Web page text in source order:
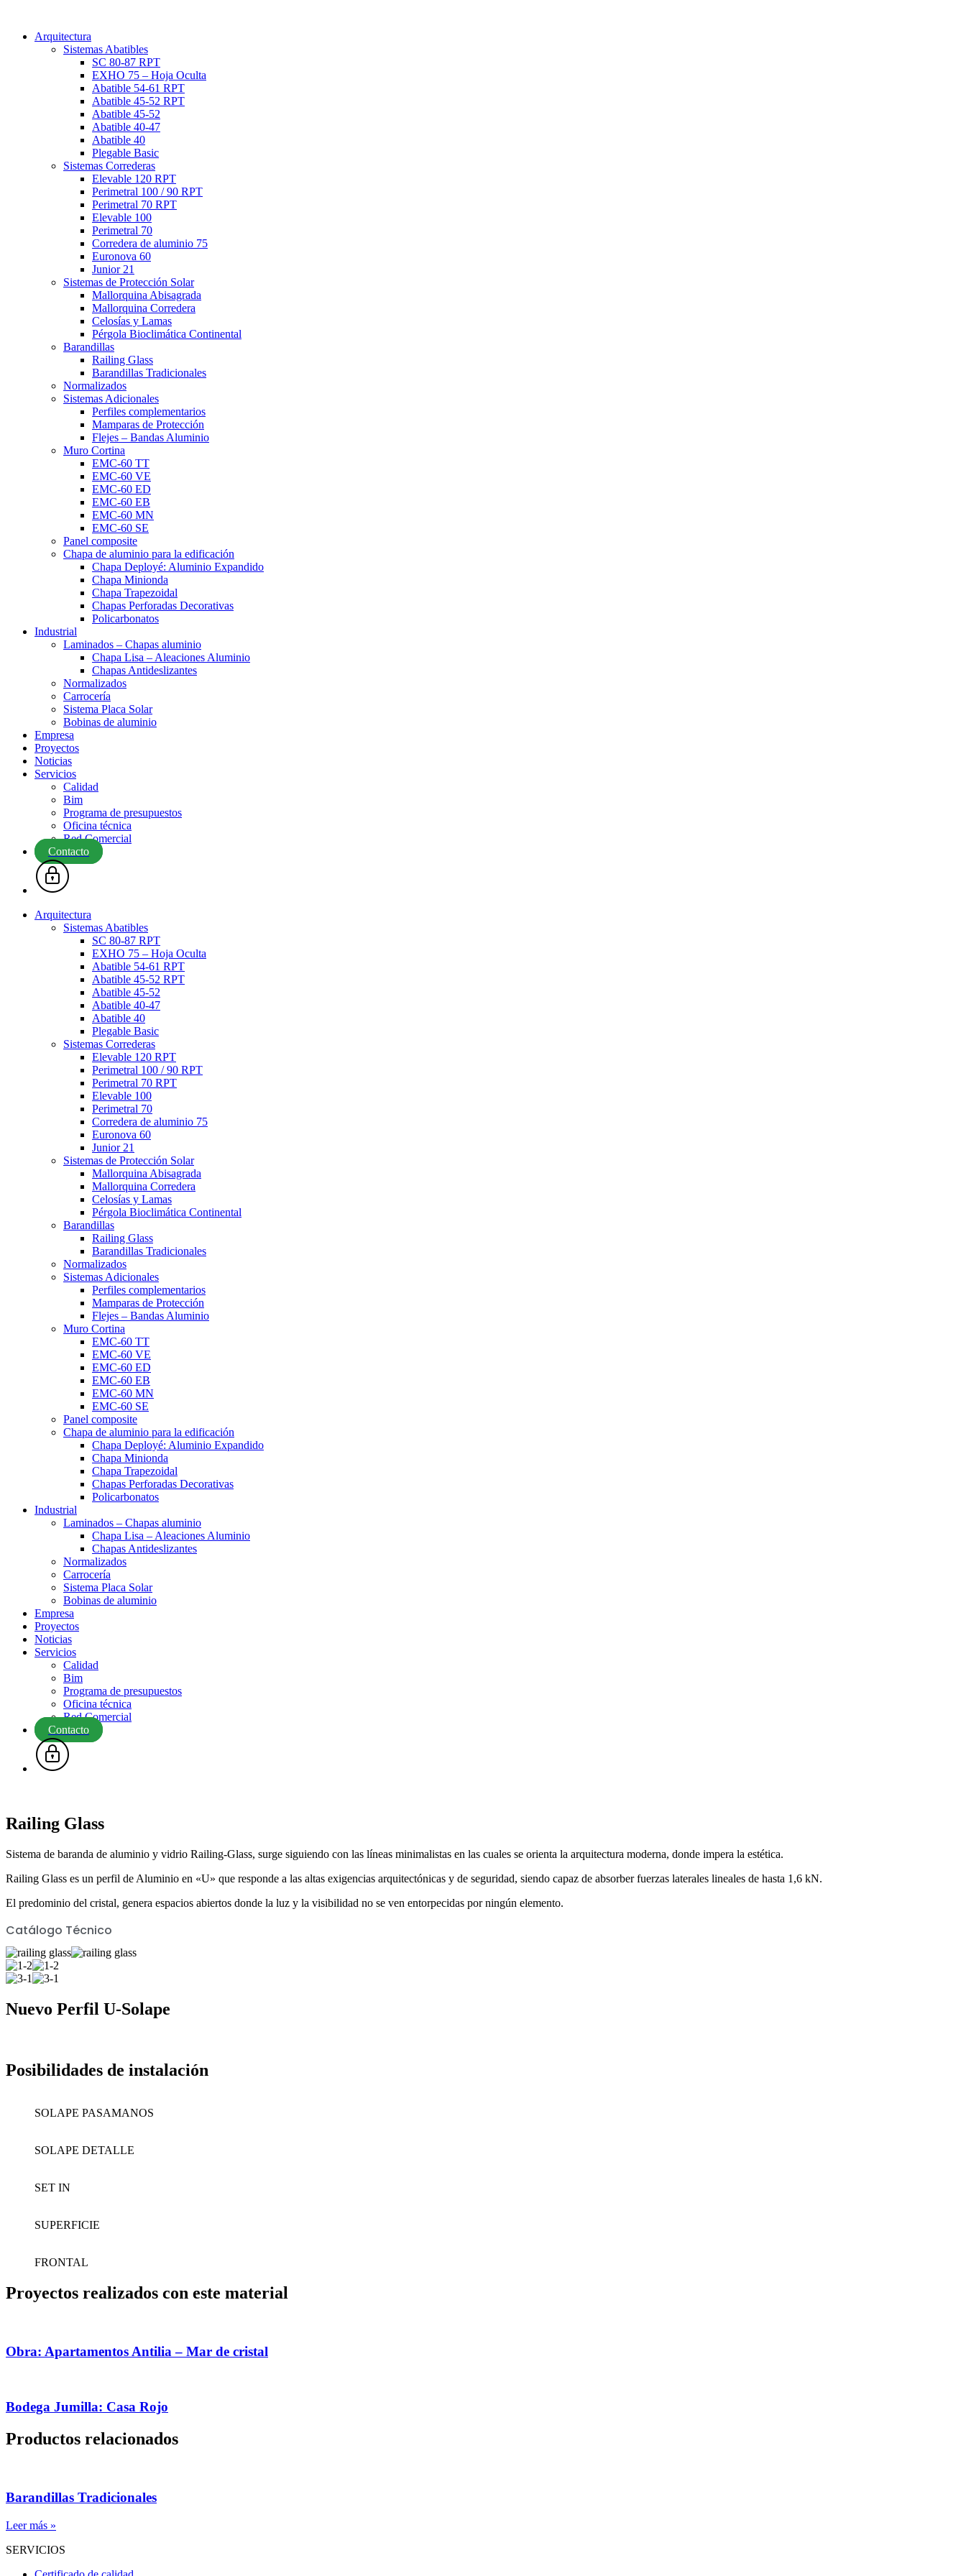
Arquitectura
Sistemas Abatibles
SC 80-87 RPT
EXHO 75 – Hoja Oculta
Abatible 54-61 RPT
Abatible 45-52 RPT
Abatible 45-52
Abatible 40-47
Abatible 40
Plegable Basic
Sistemas Correderas
Elevable 120 RPT
Perimetral 100 / 90 RPT
Perimetral 70 RPT
Elevable 100
Perimetral 70
Corredera de aluminio 75
Euronova 60
Junior 21
Sistemas de Protección Solar
Mallorquina Abisagrada
Mallorquina Corredera
Celosías y Lamas
Pérgola Bioclimática Continental
Barandillas
Railing Glass
Barandillas Tradicionales
Normalizados
Sistemas Adicionales
Perfiles complementarios
Mamparas de Protección
Flejes – Bandas Aluminio
Muro Cortina
EMC-60 TT
EMC-60 VE
EMC-60 ED
EMC-60 EB
EMC-60 MN
EMC-60 SE
Panel composite
Chapa de aluminio para la edificación
Chapa Deployé: Aluminio Expandido
Chapa Minionda
Chapa Trapezoidal
Chapas Perforadas Decorativas
Policarbonatos
Industrial
Laminados – Chapas aluminio
Chapa Lisa – Aleaciones Aluminio
Chapas Antideslizantes
Normalizados
Carrocería
Sistema Placa Solar
Bobinas de aluminio
Empresa
Proyectos
Noticias
Servicios
Calidad
Bim
Programa de presupuestos
Oficina técnica
Red Comercial
Contacto
Arquitectura
Sistemas Abatibles
SC 80-87 RPT
EXHO 75 – Hoja Oculta
Abatible 54-61 RPT
Abatible 45-52 RPT
Abatible 45-52
Abatible 40-47
Abatible 40
Plegable Basic
Sistemas Correderas
Elevable 120 RPT
Perimetral 100 / 90 RPT
Perimetral 70 RPT
Elevable 100
Perimetral 70
Corredera de aluminio 75
Euronova 60
Junior 21
Sistemas de Protección Solar
Mallorquina Abisagrada
Mallorquina Corredera
Celosías y Lamas
Pérgola Bioclimática Continental
Barandillas
Railing Glass
Barandillas Tradicionales
Normalizados
Sistemas Adicionales
Perfiles complementarios
Mamparas de Protección
Flejes – Bandas Aluminio
Muro Cortina
EMC-60 TT
EMC-60 VE
EMC-60 ED
EMC-60 EB
EMC-60 MN
EMC-60 SE
Panel composite
Chapa de aluminio para la edificación
Chapa Deployé: Aluminio Expandido
Chapa Minionda
Chapa Trapezoidal
Chapas Perforadas Decorativas
Policarbonatos
Industrial
Laminados – Chapas aluminio
Chapa Lisa – Aleaciones Aluminio
Chapas Antideslizantes
Normalizados
Carrocería
Sistema Placa Solar
Bobinas de aluminio
Empresa
Proyectos
Noticias
Servicios
Calidad
Bim
Programa de presupuestos
Oficina técnica
Red Comercial
Contacto
Railing Glass
Sistema de baranda de aluminio y vidrio Railing-Glass, surge siguiendo con las líneas minimalistas en las cuales se orienta la arquitectura moderna, donde impera la estética.
Railing Glass es un perfil de Aluminio en «U» que responde a las altas exigencias arquitectónicas y de seguridad, siendo capaz de absorber fuerzas laterales lineales de hasta 1,6 kN.
El predominio del cristal, genera espacios abiertos donde la luz y la visibilidad no se ven entorpecidas por ningún elemento.
Catálogo Técnico
Nuevo Perfil U-Solape
Posibilidades de instalación
SOLAPE PASAMANOS
SOLAPE DETALLE
SET IN
SUPERFICIE
FRONTAL
Proyectos realizados con este material
Obra: Apartamentos Antilia – Mar de cristal
Bodega Jumilla: Casa Rojo
Productos relacionados
Barandillas Tradicionales
Leer más »
SERVICIOS